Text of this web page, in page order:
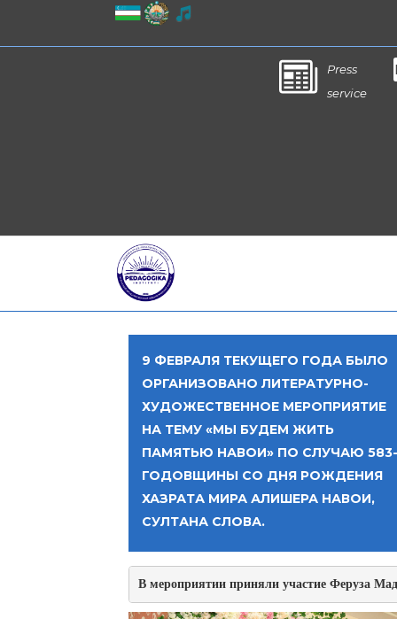
Press
service
9 ФЕВРАЛЯ ТЕКУЩЕГО ГОДА БЫЛО
ОРГАНИЗОВАНО ЛИТЕРАТУРНО-
ХУДОЖЕСТВЕННОЕ МЕРОПРИЯТИЕ
НА ТЕМУ «МЫ БУДЕМ ЖИТЬ
ПАМЯТЬЮ НАВОИ» ПО СЛУЧАЮ
ГОДОВЩИНЫ СО ДНЯ РОЖДЕНИЯ
ХАЗРАТА МИРА АЛИШЕРА НАВОИ,
СУЛТАНА СЛОВА.
В мероприятии приняли участие Феруза